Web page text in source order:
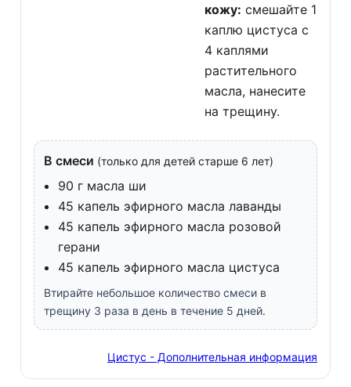
кожу: смешайте 1
каплю цистуса с
4 каплями
растительного
масла, нанесите
на трещину.
В смеси (только для детей старше 6 лет)
90 г масла ши
45 капель эфирного масла лаванды
45 капель эфирного масла розовой
герани
45 капель эфирного масла цистуса
Втирайте небольшое количество смеси в
трещину 3 раза в день в течение 5 дней.
Цистус - Дополнительная информация